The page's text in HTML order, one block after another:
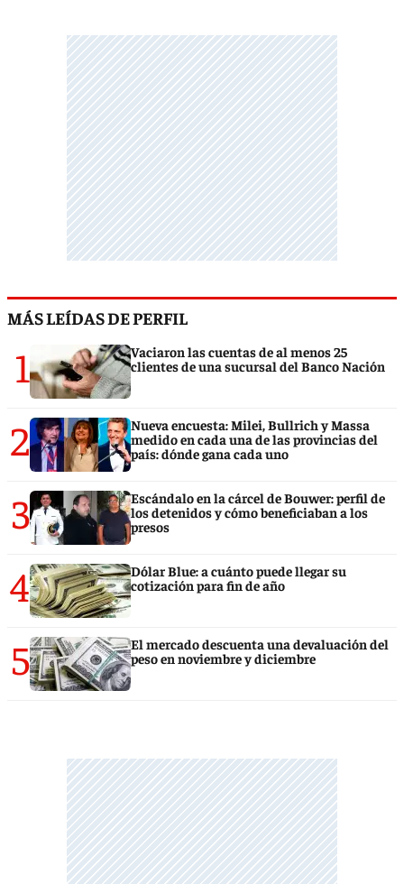
MÁS LEÍDAS DE PERFIL
1
Vaciaron las cuentas de al menos 25
clientes de una sucursal del Banco Nación
2
Nueva encuesta: Milei, Bullrich y Massa
medido en cada una de las provincias del
país: dónde gana cada uno
3
Escándalo en la cárcel de Bouwer: perfil de
los detenidos y cómo beneficiaban a los
presos
4
Dólar Blue: a cuánto puede llegar su
cotización para fin de año
5
El mercado descuenta una devaluación del
peso en noviembre y diciembre